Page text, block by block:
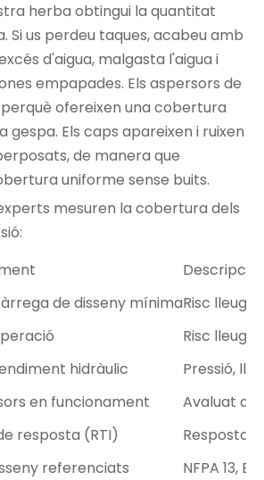
herba obtingui la quantitat
Si us perdeu taques, acabeu amb
d'aigua, malgasta l'aigua i
empapades. Els aspersors de
ofereixen una cobertura
gespa. Els caps apareixen i ruixen
de manera que
uniforme sense buits.
mesuren la cobertura dels
Descripció
de disseny mínimaRisc
Risc
hidràulic
Pressió,
en funcionament
Avaluat
resposta (RTI)
Resposta
referenciats
NFPA 13,